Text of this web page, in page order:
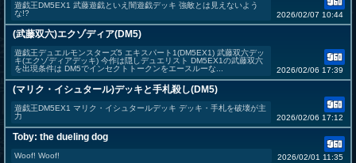
遊戯王DM5EX1 武藤遊戯といえ闇遊戯デッキ 強敵とは見えないよう
な!?
2026/02/07 10:44
(武藤双六)エクゾディア(DM5)
遊戯王デュエルモンスターズ5 エキスパート1(DM5EX1) 武藤双六デッ
キ(エクゾディアデッキ) 今作は隠しデュエリスト DM5EX1の武藤双六
を出現条件は DM5でインセクトトークンをエースルーな...
2026/02/06 17:39
(マリク・イシュタール)デッキと手札殺し(DM5)
遊戯王DM5EX1 マリク・イシュタールデッキ デッキ・手札を破壊が主
力
2026/02/06 17:12
Toby: the dueling dog
Woof! Woof! 2026/02/01 11:35